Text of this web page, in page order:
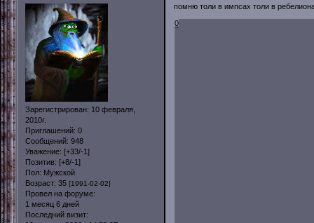
Зарегистрирован: 10 февраля,
2010г.
Приглашений: 0
Сообщений: 948
Уважение: [+33/-1]
Позитив: [+8/-1]
Пол: Мужской
Возраст: 35 [1991-02-02]
Провел на форуме:
1 месяц 6 дней
Последний визит:
помню толи в импсах толи в
0